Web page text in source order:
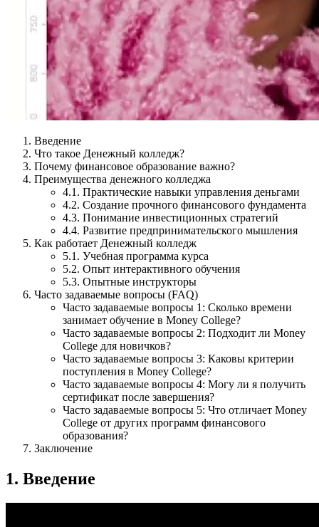
Введение
Что такое Денежный колледж?
Почему финансовое образование важно?
Преимущества денежного колледжа
4.1. Практические навыки управления деньгами
4.2. Создание прочного финансового фундамента
4.3. Понимание инвестиционных стратегий
4.4. Развитие предпринимательского мышления
Как работает Денежный колледж
5.1. Учебная программа курса
5.2. Опыт интерактивного обучения
5.3. Опытные инструкторы
Часто задаваемые вопросы (FAQ)
Часто задаваемые вопросы 1: Сколько времени
занимает обучение в Money College?
Часто задаваемые вопросы 2: Подходит ли Money
College для новичков?
Часто задаваемые вопросы 3: Каковы критерии
поступления в Money College?
Часто задаваемые вопросы 4: Могу ли я получить
сертификат после завершения?
Часто задаваемые вопросы 5: Что отличает Money
College от других программ финансового
образования?
Заключение
1. Введение